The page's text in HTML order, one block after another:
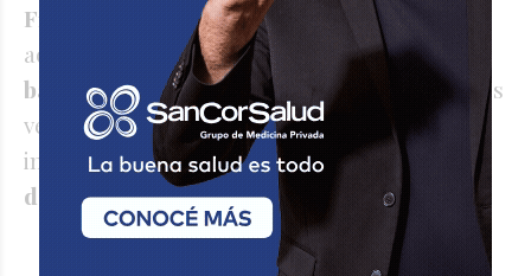
F150
tras conocerse la noticia del inminente
acuerdo comercial con Estados Unidos,
bajando desde diciembre el precio
de las tres
versiones de la pick-upfull size
que se
importan desde Norteamérica en 10.000
dólares.